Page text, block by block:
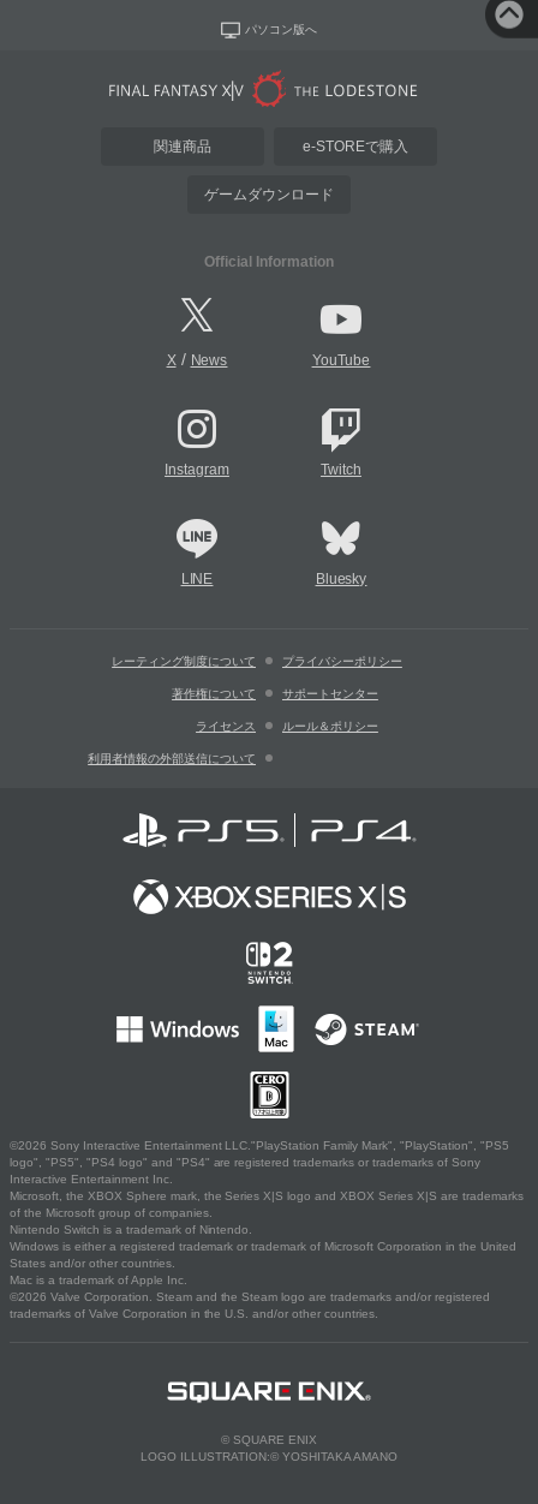
パソコン版へ
関連商品 e-STOREで購入
ゲームダウンロード
Official Information
X/ News YouTube
Instagram Twitch
LINE Bluesky
レーティング制度について プライバシーポリシー
著作権について サポートセンター
ライセンス ルール＆ポリシー
利用者情報の外部送信について
©2026 Sony Interactive Entertainment LLC."PlayStation Family Mark", "PlayStation", "PS5
logo", "PS5", "PS4 logo" and "PS4" are registered trademarks or trademarks of Sony
Interactive Entertainment Inc.
Microsoft, the XBOX Sphere mark, the Series X|S logo and XBOX Series X|S are trademarks
of the Microsoft group of companies.
Nintendo Switch is a trademark of Nintendo.
Windows is either a registered trademark or trademark of Microsoft Corporation in the United
States and/or other countries.
Mac is a trademark of Apple Inc.
©2026 Valve Corporation. Steam and the Steam logo are trademarks and/or registered
trademarks of Valve Corporation in the U.S. and/or other countries.
© SQUARE ENIX
LOGO ILLUSTRATION:© YOSHITAKA AMANO